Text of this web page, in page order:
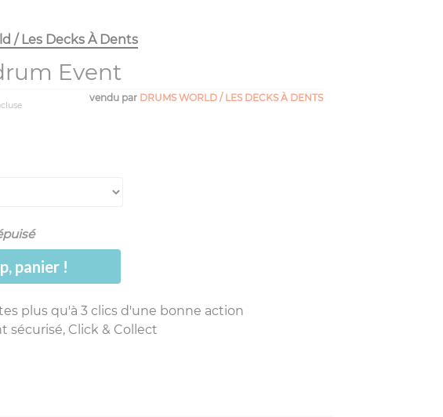
/ Les Decks À Dents
Event
vendu par DRUMS WORLD / LES DECKS À DENTS
panier !
plus qu'à 3 clics d'une bonne action
sécurisé, Click & Collect